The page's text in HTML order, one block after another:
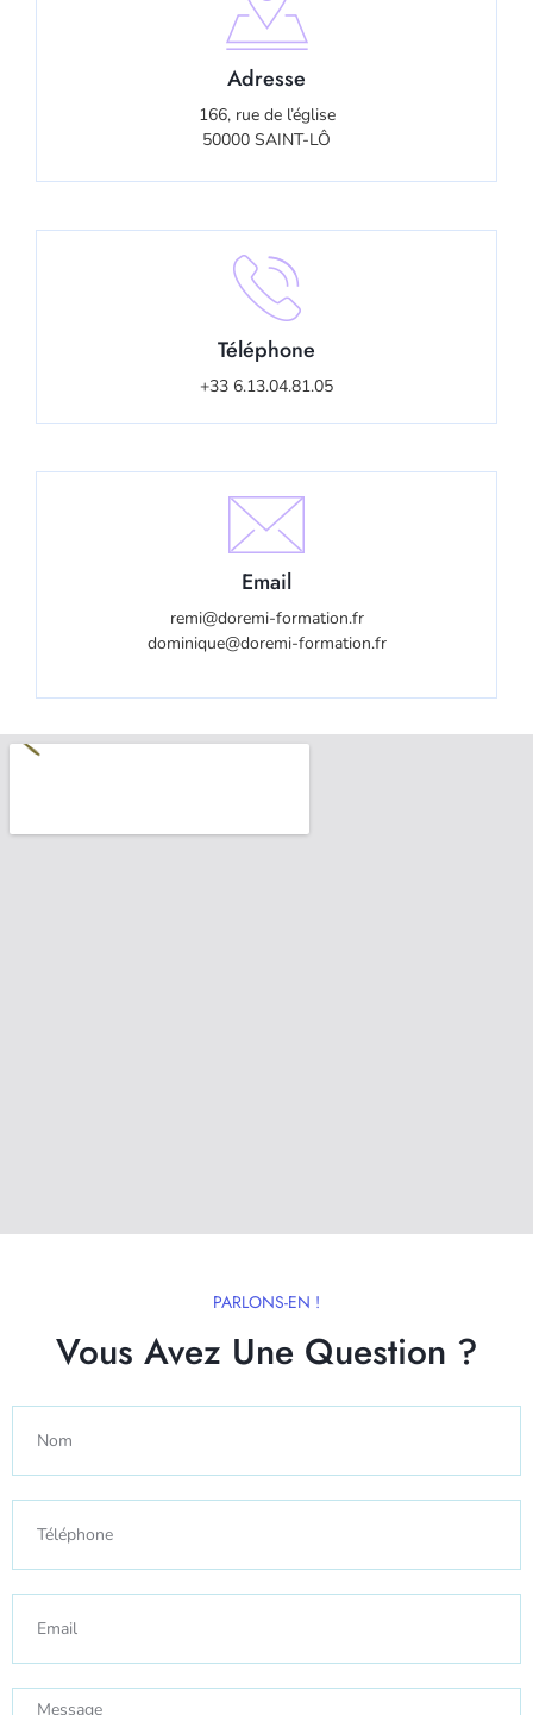
Adresse
166, rue de l’église
50000 SAINT-LÔ
Téléphone
+33 6.13.04.81.05
Email
remi@doremi-formation.fr
dominique@doremi-formation.fr
PARLONS-EN !
Vous Avez Une Question ?